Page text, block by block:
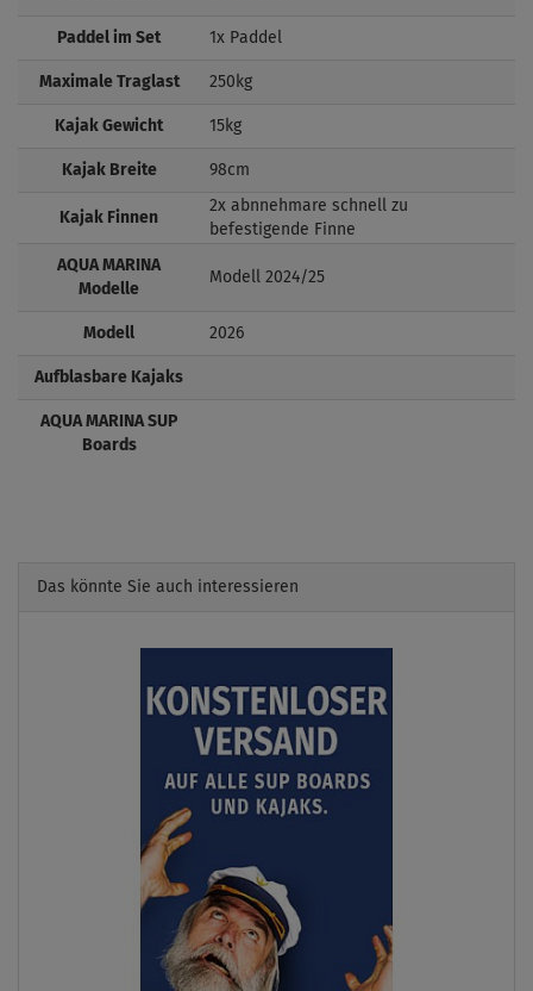
Paddel im Set 1x Paddel
Maximale Traglast 250kg
Kajak Gewicht 15kg
Kajak Breite 98cm
Kajak Finnen
2x abnnehmare schnell zu
befestigende Finne
AQUA MARINA
Modelle
Modell 2024/25
Modell 2026
Aufblasbare Kajaks
AQUA MARINA SUP
Boards
Das könnte Sie auch interessieren
BIS
- 8 %